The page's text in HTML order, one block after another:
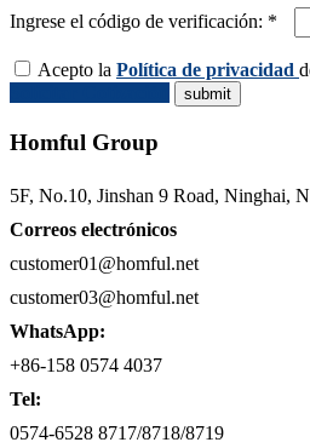
Ingrese el código de verificación: *
Acepto la Política de privacidad
Homful Group
5F, No.10, Jinshan 9 Road, Ninghai,
Correos electrónicos
customer01@homful.net
customer03@homful.net
WhatsApp:
+86-158 0574 4037
Tel:
0574-6528 8717/8718/8719